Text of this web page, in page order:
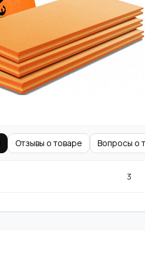
Отзывы о товаре Вопросы о
3